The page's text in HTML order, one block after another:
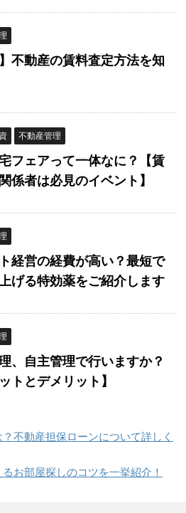
】不動産の賃料査定方法を知
不動産管理
フェアって一体なに？【賃
係者は必見のイベント】
経営の経費が高い？最短で
げる特効薬をご紹介します
、自主管理で行いますか？
トとデメリット】
不動産担保ローンについて詳しく
お部屋探しのコツを一挙紹介！